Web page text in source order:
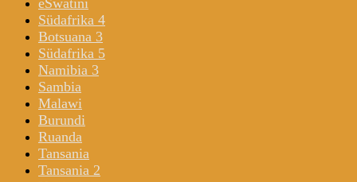
eSwatini
Südafrika 4
Botsuana 3
Südafrika 5
Namibia 3
Sambia
Malawi
Burundi
Ruanda
Tansania
Tansania 2